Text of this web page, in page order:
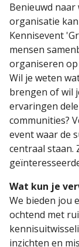
Benieuwd
organisatie
Kennisevent
mensen
organiseren
Wil je weten
brengen of wil
ervaringen
communities?
event waar de
centraal staan.
Wat kun je
We bieden jou
ochtend met
inzichten en